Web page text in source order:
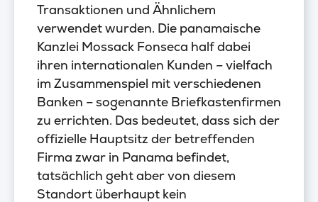
Transaktionen und Ähnlichem
verwendet wurden. Die panamaische
Kanzlei Mossack Fonseca half dabei
ihren internationalen Kunden – vielfach
im Zusammenspiel mit verschiedenen
Banken – sogenannte Briefkastenfirmen
zu errichten. Das bedeutet, dass sich der
offizielle Hauptsitz der betreffenden
Firma zwar in Panama befindet,
tatsächlich geht aber von diesem
Standort überhaupt kein